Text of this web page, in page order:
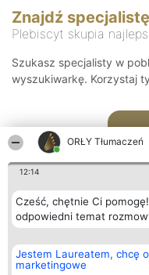
ORŁY Tłumaczeń
12:14
Cześć, chętnie Ci
odpowiedni temat
Jestem Laureatem, chcę
marketingowe
Znajdź specjalistę
Plebiscyt skupia
Szukasz specjalisty w
wyszukiwarkę. Korzystaj
Organizator plebiscytu
Bright Side Solutions sp. z o.
o. sp. k.